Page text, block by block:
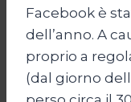
Facebook è
dell’anno. A
proprio a
(dal giorno